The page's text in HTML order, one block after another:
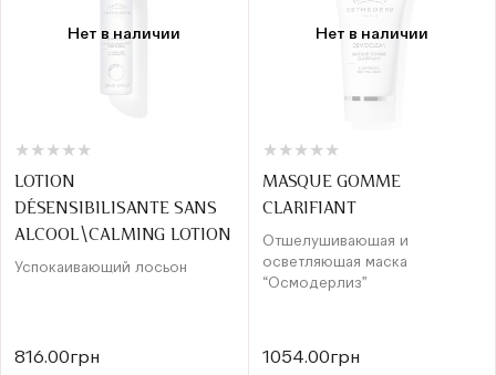
Нет в наличии
★
★ ★
★ ★
★ ★
★ ★
★
LOTION
DÉSENSIBILISANTE SANS
ALCOOL\CALMING LOTION
Успокаивающий лосьон
816.00грн
Нет в наличии
★
★ ★
★ ★
★ ★
★ ★
★
MASQUE GOMME
CLARIFIANT
Отшелушивающая и
осветляющая маска
“Осмодерлиз”
1054.00грн